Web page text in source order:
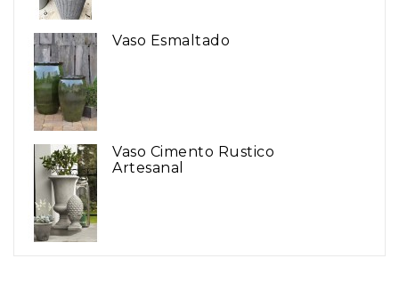
Vaso Esmaltado
Vaso Cimento Rustico
Artesanal